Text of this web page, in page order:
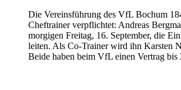
Die Vereinsführung des VfL Bochum
Cheftrainer verpflichtet: Andreas
morgigen Freitag, 16. September, die
leiten. Als Co-Trainer wird ihn Karsten
Beide haben beim VfL einen Vertrag bis